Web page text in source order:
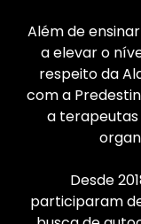
Além de
a elevar o
respeito da
com a
a terapeutas
Desde
participaram